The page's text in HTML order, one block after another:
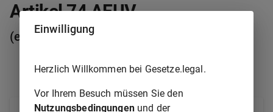
Artikel 74 AEUV
(ex-Artikel 66 EGV)
Einwilligung
Herzlich Willkommen bei Gesetze.legal.
Vor Ihrem Besuch müssen Sie den
Nutzungsbedingungenund der